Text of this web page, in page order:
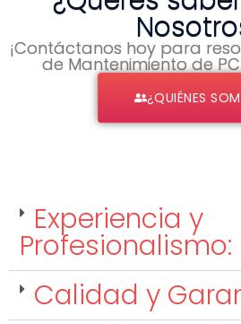
¡Contáctanos hoy para
de Mantenimiento de
¿QUIÉNES
Experiencia y
Profesionalismo:
Calidad y